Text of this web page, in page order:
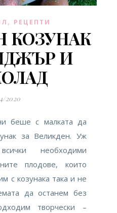
, РЕЦЕПТИ
КОЗУНАК
И
2020
беше с малката да
за Великден. Уж
необходими
плодове, които
с козунака така и не
да останем без
творчески –